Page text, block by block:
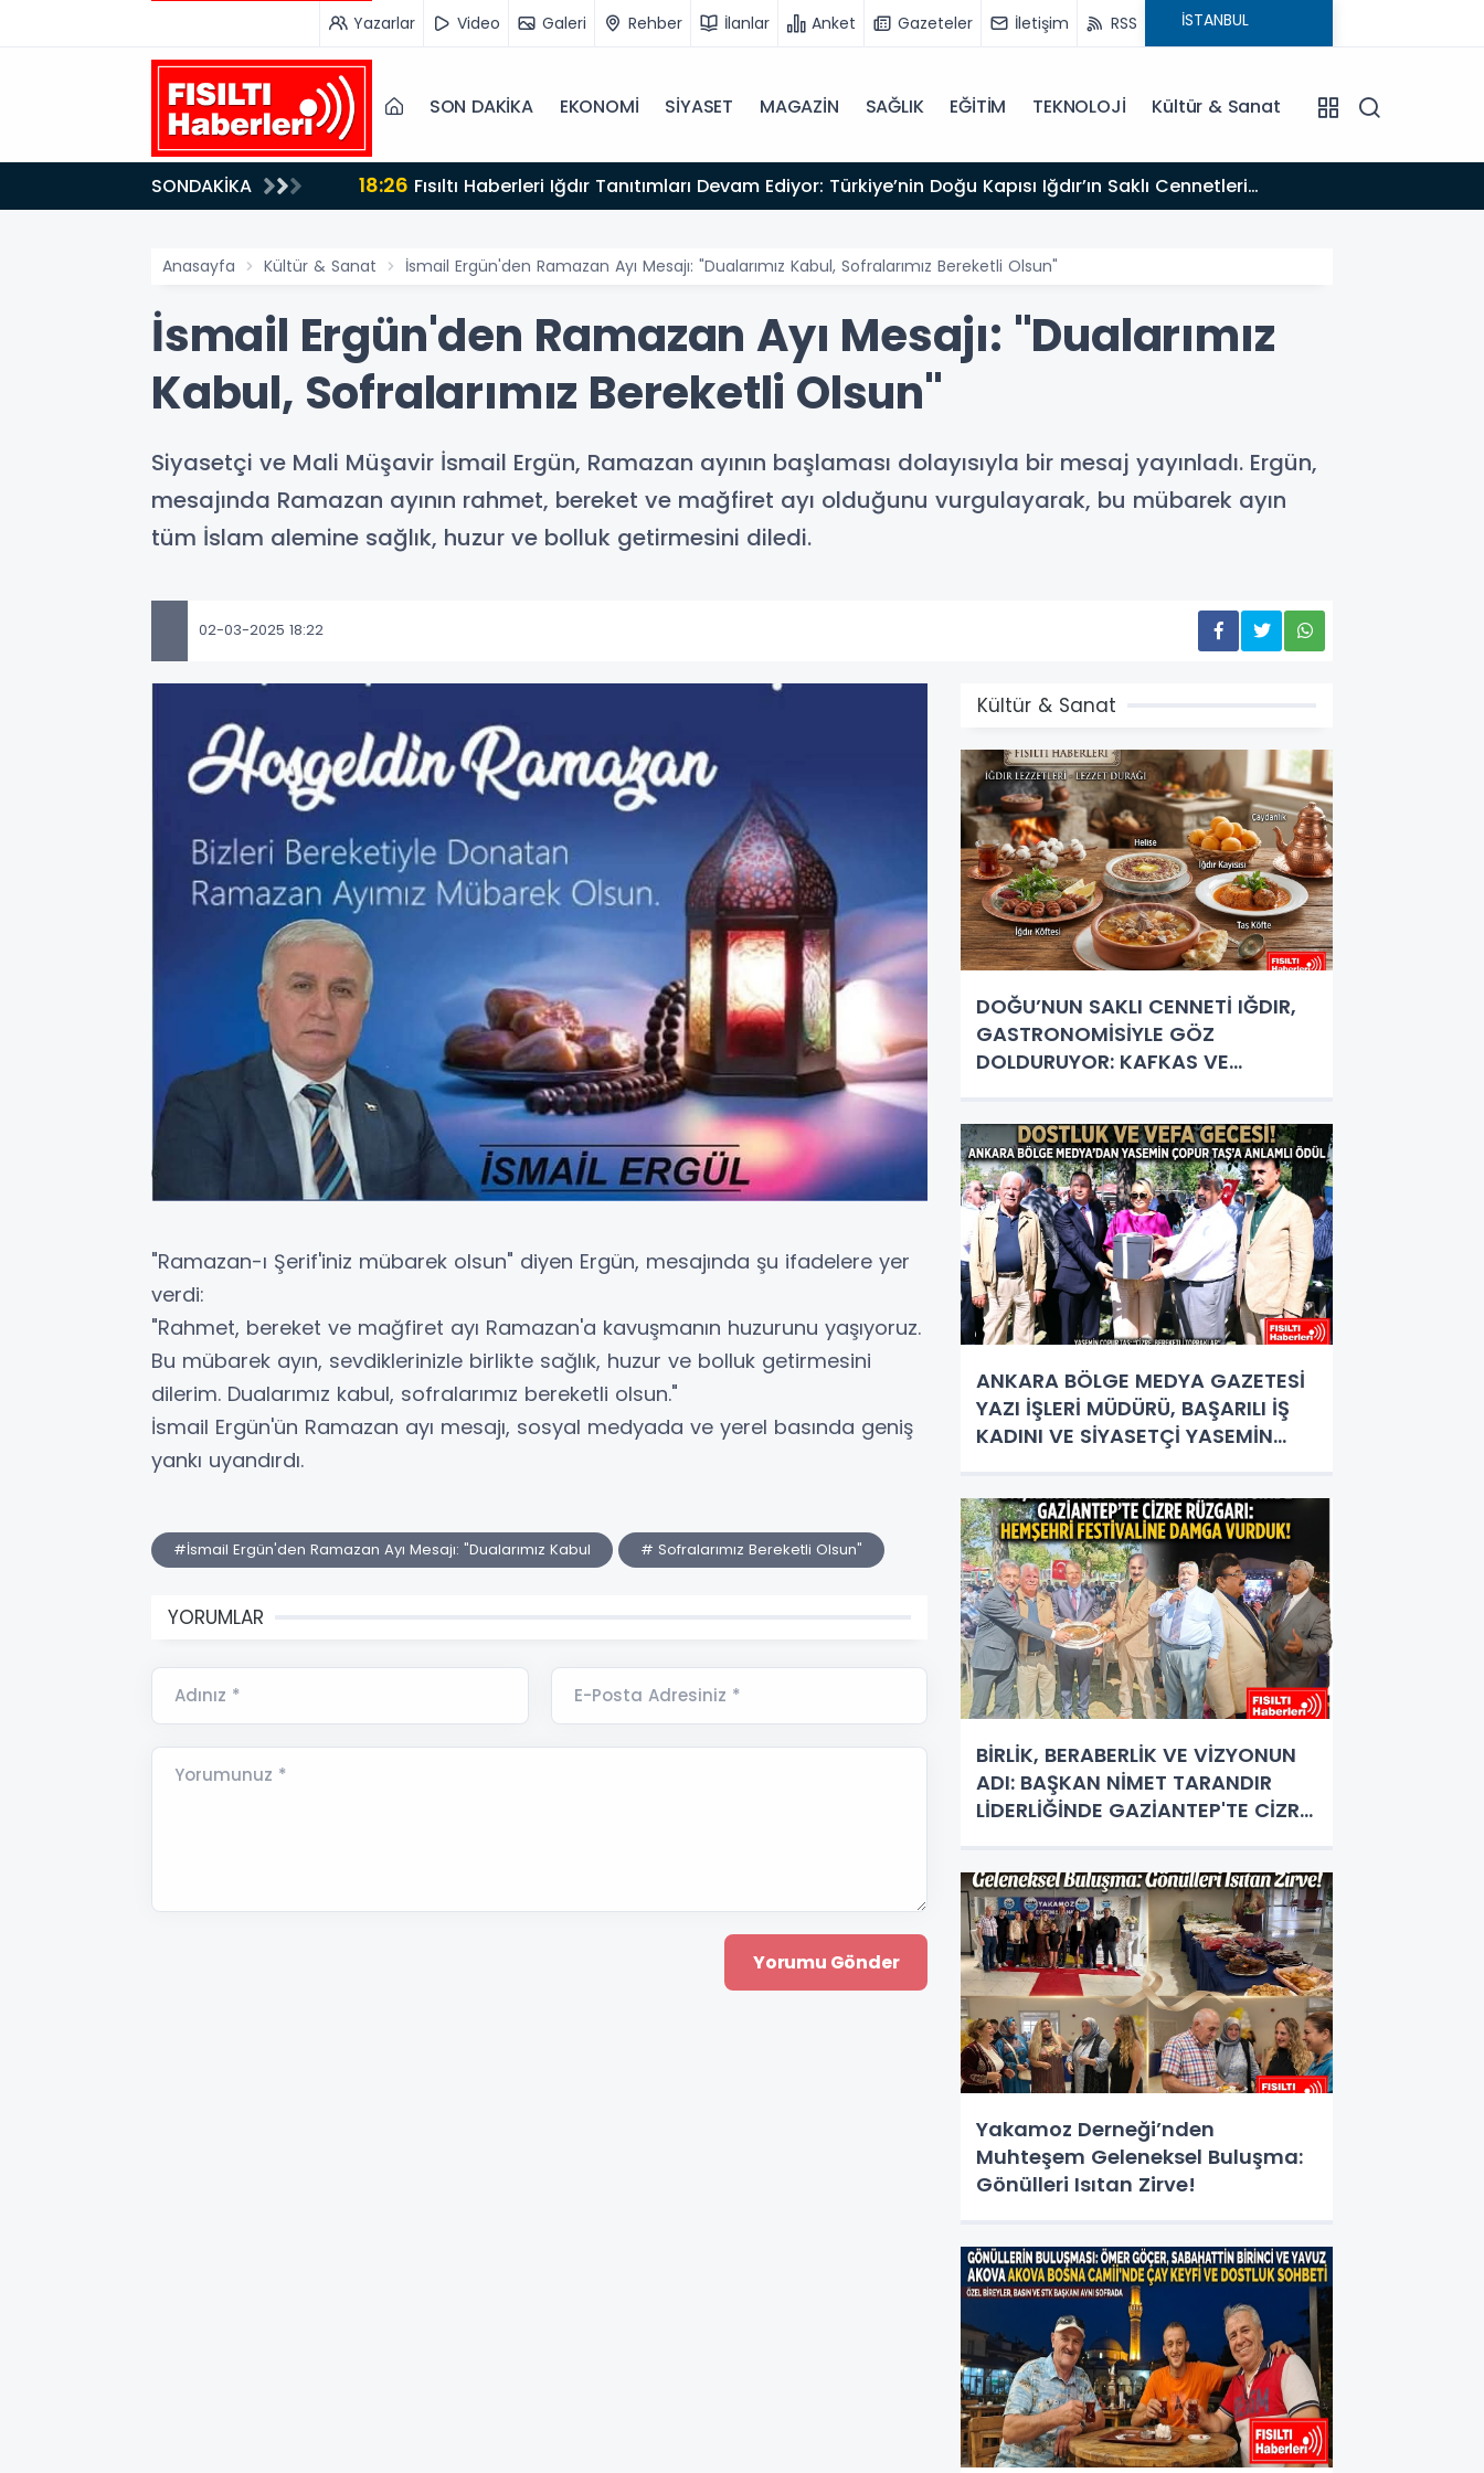
Yazarlar Video Galeri Rehber İlanlar Anket Gazeteler İletişim RSS
SON DAKİKA EKONOMİ SİYASET MAGAZİN SAĞLIK EĞİTİM TEKNOLOJİ Kültür & Sanat
SONDAKİKA 18:26
Keşfedilmeyi Bekliyor
Anasayfa Kültür & Sanat İsmail Ergün'den Ramazan Ayı Mesajı: "Dualarımız Kabul, Sofralarımız Bereketli Olsun"
İsmail Ergün'den Ramazan Ayı Mesajı: "Dualarımız
Kabul, Sofralarımız Bereketli Olsun"
Siyasetçi ve Mali Müşavir İsmail Ergün, Ramazan ayının başlaması dolayısıyla bir mesaj yayınladı. Ergün,
mesajında Ramazan ayının rahmet, bereket ve mağfiret ayı olduğunu vurgulayarak, bu mübarek ayın
tüm İslam alemine sağlık, huzur ve bolluk getirmesini diledi.
02-03-2025 18:22
"Ramazan-ı Şerif'iniz mübarek olsun" diyen Ergün, mesajında şu ifadelere yer
verdi:
"Rahmet, bereket ve mağfiret ayı Ramazan'a kavuşmanın huzurunu yaşıyoruz.
Bu mübarek ayın, sevdiklerinizle birlikte sağlık, huzur ve bolluk getirmesini
dilerim. Dualarımız kabul, sofralarımız bereketli olsun."
İsmail Ergün'ün Ramazan ayı mesajı, sosyal medyada ve yerel basında geniş
yankı uyandırdı.
#İsmail Ergün'den Ramazan Ayı Mesajı: "Dualarımız Kabul # Sofralarımız Bereketli Olsun"
YORUMLAR
Adınız * E-Posta Adresiniz *
Yorumunuz *
Kültür & Sanat
DOĞU’NUN SAKLI CENNETİ IĞDIR,
GASTRONOMİSİYLE GÖZ
DOLDURUYOR: KAFKAS VE
ANKARA BÖLGE MEDYA GAZETESİ
YAZI İŞLERİ MÜDÜRÜ, BAŞARILI İŞ
KADINI VE SİYASETÇİ YASEMİN
BİRLİK, BERABERLİK VE VİZYONUN
ADI: BAŞKAN NİMET TARANDIR
LİDERLİĞİNDE GAZİANTEP'TE CİZRE
Yakamoz Derneği’nden
Muhteşem Geleneksel Buluşma:
Gönülleri Isıtan Zirve!